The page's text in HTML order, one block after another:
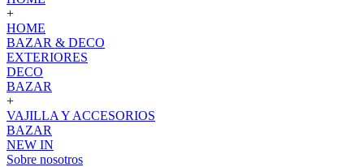
+
HOME
BAZAR & DECO
EXTERIORES
DECO
BAZAR
+
VAJILLA Y ACCESORIOS
BAZAR
NEW IN
Sobre nosotros